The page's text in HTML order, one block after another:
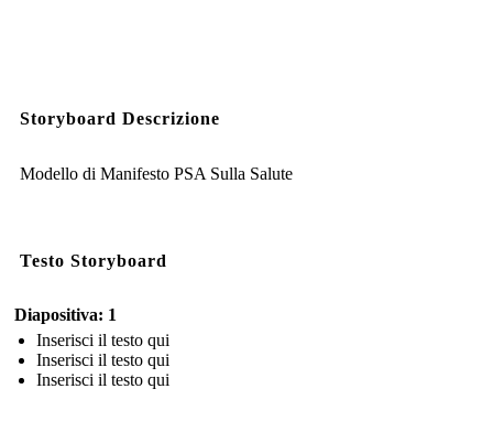
Storyboard Descrizione
Modello di Manifesto PSA Sulla Salute
Testo Storyboard
Diapositiva: 1
Inserisci il testo qui
Inserisci il testo qui
Inserisci il testo qui